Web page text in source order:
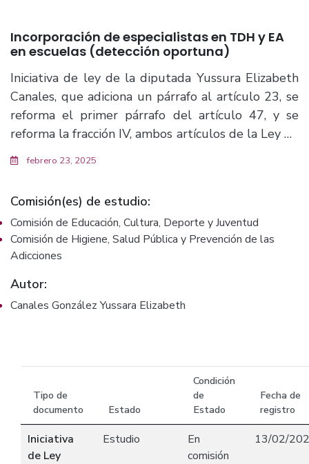
Incorporación de especialistas en TDH y EA
en escuelas (detección oportuna)
Iniciativa de ley de la diputada Yussura Elizabeth
Canales, que adiciona un párrafo al artículo 23, se
reforma el primer párrafo del artículo 47, y se
reforma la fracción IV, ambos artículos de la Ley de
Educación del Estado Libre y Soberano de Jalisco,
de Salud del Estado de Jalisco.(F.583)
febrero 23, 2025
Comisión(es) de estudio:
Comisión de Educación, Cultura, Deporte y Juventud
Comisión de Higiene, Salud Pública y Prevención de las
Adicciones
Autor:
Canales González Yussara Elizabeth
Tipo de
documento
Estado
Condición
de
Estado
Fecha de
registro
Iniciativa
de Ley
Estudio
En
comisión
13/02/